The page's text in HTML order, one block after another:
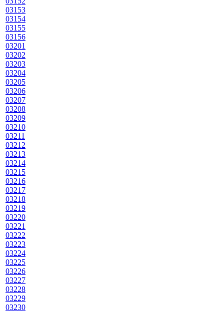
03153
03154
03155
03156
03201
03202
03203
03204
03205
03206
03207
03208
03209
03210
03211
03212
03213
03214
03215
03216
03217
03218
03219
03220
03221
03222
03223
03224
03225
03226
03227
03228
03229
03230